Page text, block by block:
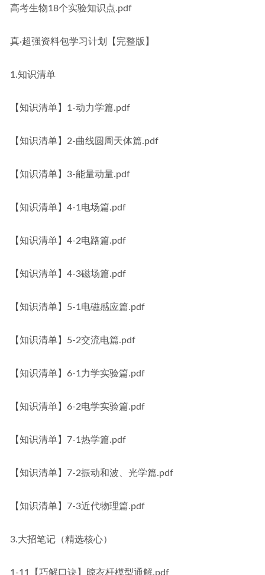
高考生物18个实验知识点.pdf
真·超强资料包学习计划【完整版】
1.知识清单
【知识清单】1-动力学篇.pdf
【知识清单】2-曲线圆周天体篇.pdf
【知识清单】3-能量动量.pdf
【知识清单】4-1电场篇.pdf
【知识清单】4-2电路篇.pdf
【知识清单】4-3磁场篇.pdf
【知识清单】5-1电磁感应篇.pdf
【知识清单】5-2交流电篇.pdf
【知识清单】6-1力学实验篇.pdf
【知识清单】6-2电学实验篇.pdf
【知识清单】7-1热学篇.pdf
【知识清单】7-2振动和波、光学篇.pdf
【知识清单】7-3近代物理篇.pdf
3.大招笔记（精选核心）
1-11【巧解口诀】晾衣杆模型通解.pdf